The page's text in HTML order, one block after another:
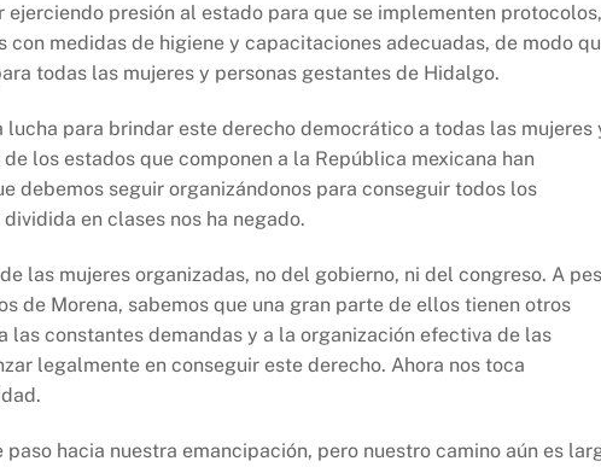
ejerciendo presión al estado para que se implementen protocolos,
con medidas de higiene y capacitaciones adecuadas, de modo
todas las mujeres y personas gestantes de Hidalgo.
lucha para brindar este derecho democrático a todas las mujeres
los estados que componen a la República mexicana han
debemos seguir organizándonos para conseguir todos los
en clases nos ha negado.
las mujeres organizadas, no del gobierno, ni del congreso. A
de Morena, sabemos que una gran parte de ellos tienen otros
las constantes demandas y a la organización efectiva de las
legalmente en conseguir este derecho. Ahora nos toca
hacia nuestra emancipación, pero nuestro camino aún es